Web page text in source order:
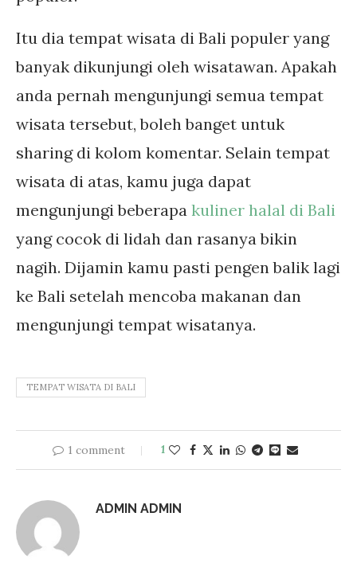
Itu dia tempat wisata di Bali populer yang
banyak dikunjungi oleh wisatawan. Apakah
anda pernah mengunjungi semua tempat
wisata tersebut, boleh banget untuk
sharing di kolom komentar. Selain tempat
wisata di atas, kamu juga dapat
mengunjungi beberapa kuliner halal di Bali
yang cocok di lidah dan rasanya bikin
nagih. Dijamin kamu pasti pengen balik lagi
ke Bali setelah mencoba makanan dan
mengunjungi tempat wisatanya.
TEMPAT WISATA DI BALI
1 comment 1
ADMIN ADMIN